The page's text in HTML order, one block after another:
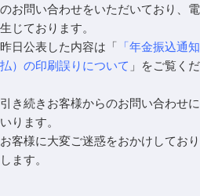
のお問い合わせをいただいており、
生じております。
昨日公表した内容は「 「年金振込通
払）の印刷誤りについて 」をご覧くだ
引き続きお客様からのお問い合わせ
いります。
お客様に大変ご迷惑をおかけしてお
します。